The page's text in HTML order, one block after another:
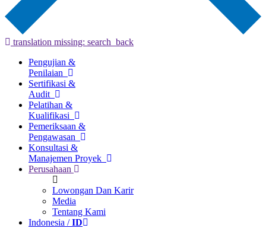
translation missing: search_back
Pengujian &
Penilaian
Sertifikasi &
Audit
Pelatihan &
Kualifikasi
Pemeriksaan &
Pengawasan
Konsultasi &
Manajemen Proyek
Perusahaan
Lowongan Dan Karir
Media
Tentang Kami
Indonesia /ID